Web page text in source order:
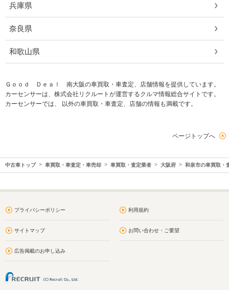
兵庫県
奈良県
和歌山県
Ｇｏｏｄ Ｄｅａｌ 南大阪の車買取・車査定、店舗情報を提供しています。
カーセンサーは、株式会社リクルートが運営するクルマ情報総合サイトです。
カーセンサーでは、 以外の車買取・車査定、店舗の情報も満載です。
ページトップへ
中古車トップ 車買取・車査定・車売却 車買取・査定業者 大阪府 和泉市の車買取・
プライバシーポリシー 利用規約
サイトマップ お問い合わせ・ご要望
広告掲載のお申し込み